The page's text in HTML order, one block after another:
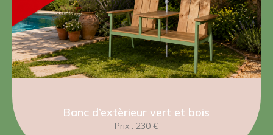
Banc d’extèrieur vert et bois
Prix : 230 €